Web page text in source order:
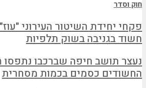
חוק וסדר
פקחי יחידת השיטור העירוני
חשוד בגניבה בשוק תלפיות
נעצר תושב חיפה שברכבו נתפסו
החשודים כסמים בכמות מסחרית